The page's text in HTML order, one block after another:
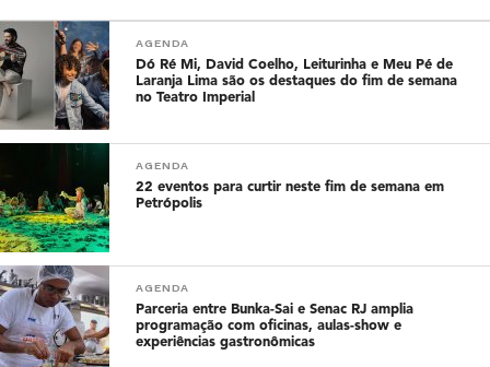
AGENDA
Dó Ré Mi, David Coelho, Leiturinha e Meu Pé de
Laranja Lima são os destaques do fim de semana
no Teatro Imperial
AGENDA
22 eventos para curtir neste fim de semana em
Petrópolis
AGENDA
Parceria entre Bunka-Sai e Senac RJ amplia
programação com oficinas, aulas-show e
experiências gastronômicas